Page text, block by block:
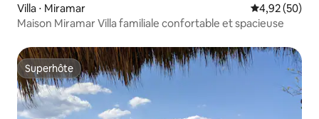
Villa ⋅ Miramar Évaluation
4,92 (50)
Maison Miramar Villa familiale confortable et spacieuse
Superhôte
Superhôte